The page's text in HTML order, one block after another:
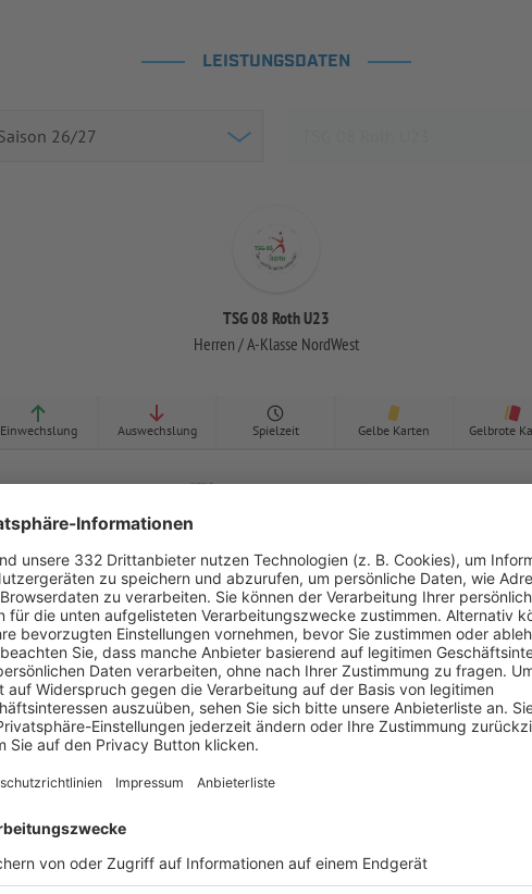
LEISTUNGSDATEN
TSG 08 Roth U23
Herren / A-Klasse NordWest
Einwechslung Auswechslung Spielzeit Gelbe Karten Gelbrote
TSG 08 Roth U23 -:- FC Wendelstein U23
- - - - -
SV Rednitzhembach II -:- TSG 08 Roth U23
- -
- - - -